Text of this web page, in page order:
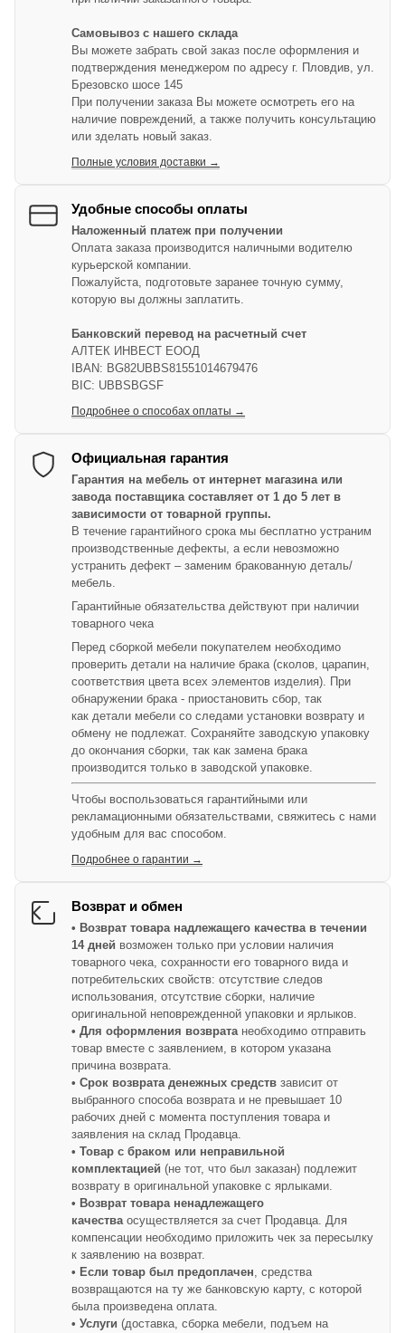
Самовывоз с нашего склада
Вы можете забрать свой заказ после оформления и
подтверждения менеджером по адресу г. Пловдив, ул.
Брезовско шосе 145
При получении заказа Вы можете осмотреть его на
наличие повреждений, а также получить консультацию
или зделать новый заказ.
Полные условия доставки →
Удобные способы оплаты
Наложенный платеж при получении
Оплата заказа производится наличными водителю
курьерской компании.
Пожалуйста, подготовьте заранее точную сумму,
которую вы должны заплатить.
Банковский перевод на расчетный счет
АЛТЕК ИНВЕСТ ЕООД
IBAN: BG82UBBS81551014679476
BIC: UBBSBGSF
Подробнее о способах оплаты →
Официальная гарантия
Гарантия на мебель от интернет магазина или
завода поставщика составляет от 1 до 5 лет в
зависимости от товарной группы.
В течение гарантийного срока мы бесплатно устраним
производственные дефекты, а если невозможно
устранить дефект – заменим бракованную деталь/
мебель.
Гарантийные обязательства действуют при наличии
товарного чека
Перед сборкой мебели покупателем необходимо
проверить детали на наличие брака (сколов, царапин,
соответствия цвета всех элементов изделия). При
обнаружении брака - приостановить сбор, так
как детали мебели со следами установки возврату и
обмену не подлежат. Сохраняйте заводскую упаковку
до окончания сборки, так как замена брака
производится только в заводской упаковке.
Чтобы воспользоваться гарантийными или
рекламационными обязательствами, свяжитесь с нами
удобным для вас способом.
Подробнее о гарантии →
Возврат и обмен
• Возврат товара надлежащего качества в течении
14 дней возможен только при условии наличия
товарного чека, сохранности его товарного вида и
потребительских свойств: отсутствие следов
использования, отсутствие сборки, наличие
оригинальной неповрежденной упаковки и ярлыков.
• Для оформления возвратанеобходимо отправить
товар вместе с заявлением, в котором указана
причина возврата.
• Срок возврата денежных средств зависит от
выбранного способа возврата и не превышает 10
рабочих дней с момента поступления товара и
заявления на склад Продавца.
• Товар с браком или неправильной
комплектацией (не тот, что был заказан) подлежит
возврату в оригинальной упаковке с ярлыками.
• Возврат товара ненадлежащего
качестваосуществляется за счет Продавца. Для
компенсации необходимо приложить чек за пересылку
к заявлению на возврат.
• Если товар был предоплачен, средства
возвращаются на ту же банковскую карту, с которой
была произведена оплата.
• Услуги (доставка, сборка мебели, подъем на